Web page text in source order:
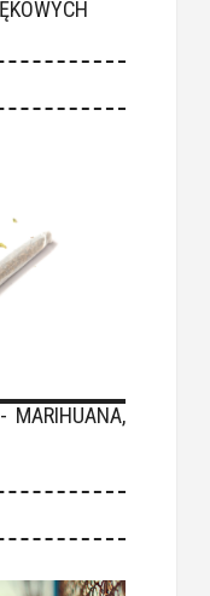
MARIHUANA,